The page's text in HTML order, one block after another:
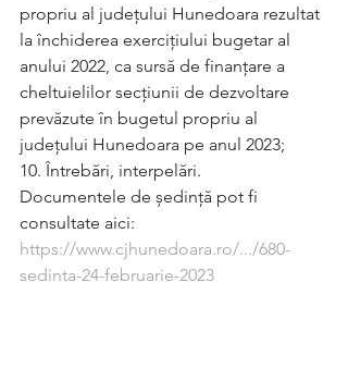
propriu al judeţului Hunedoara rezultat
la închiderea exerciţiului bugetar al
anului 2022, ca sursă de finanţare a
cheltuielilor secţiunii de dezvoltare
prevăzute în bugetul propriu al
judeţului Hunedoara pe anul 2023;
10. Întrebări, interpelări.
Documentele de ședință pot fi
consultate aici:
https://www.cjhunedoara.ro/.../680-
sedinta-24-februarie-2023